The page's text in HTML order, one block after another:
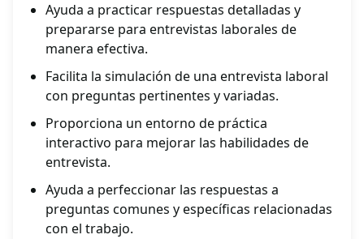
Ayuda a practicar respuestas detalladas y
prepararse para entrevistas laborales de
manera efectiva.
Facilita la simulación de una entrevista laboral
con preguntas pertinentes y variadas.
Proporciona un entorno de práctica
interactivo para mejorar las habilidades de
entrevista.
Ayuda a perfeccionar las respuestas a
preguntas comunes y específicas relacionadas
con el trabajo.